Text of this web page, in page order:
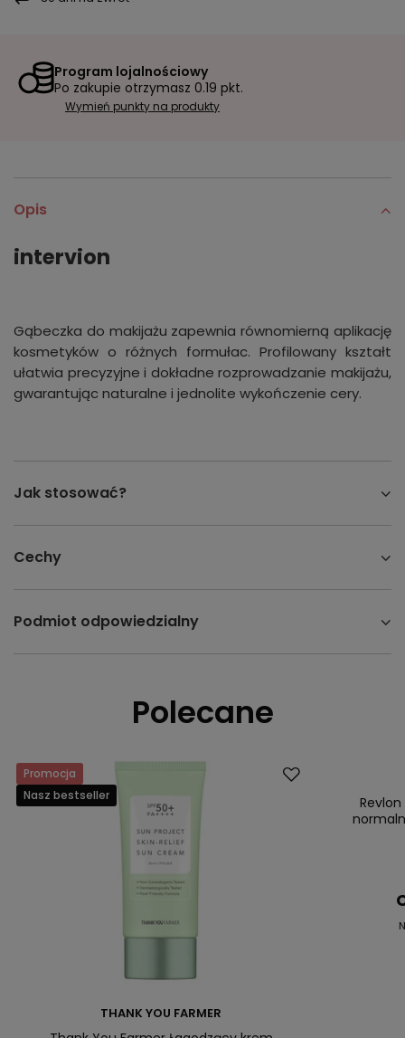
Program lojalnościowy
Po zakupie otrzymasz 0.19 pkt.
Wymień punkty na produkty
Opis
intervion
Gąbeczka do makijażu zapewnia równomierną aplikację
kosmetyków o różnych formułac. Profilowany kształt
ułatwia precyzyjne i dokładne rozprowadzanie makijażu,
gwarantując naturalne i jednolite wykończenie cery.
Jak stosować?
Cechy
Podmiot odpowiedzialny
Polecane
Promocja
Nasz bestseller
THANK YOU FARMER
Nasz